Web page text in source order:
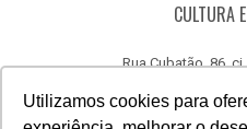
Utilizamos cookies para
CULTURA
Rua Cubatão, 86,